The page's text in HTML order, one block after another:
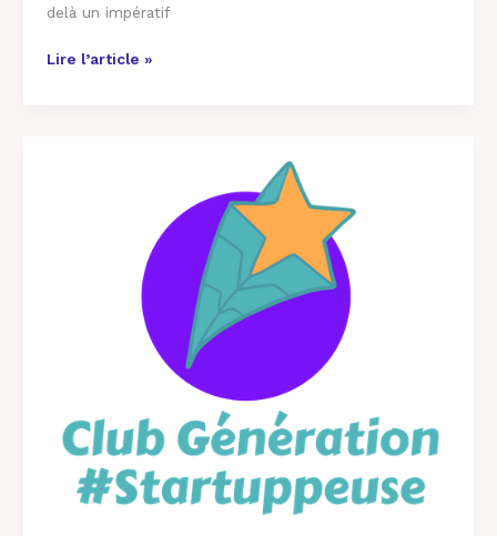
delà un impératif
Lire l’article »
#Startuppeuse